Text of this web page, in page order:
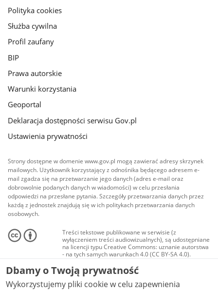
gov.pl
Polityka cookies
Służba cywilna
Profil zaufany
BIP
Prawa autorskie
Warunki korzystania
Geoportal
Deklaracja dostępności serwisu Gov.pl
Ustawienia prywatności
Strony dostępne w domenie www.gov.pl mogą zawierać adresy skrzynek
mailowych. Użytkownik korzystający z odnośnika będącego adresem e-
mail zgadza się na przetwarzanie jego danych (adres e-mail oraz
dobrowolnie podanych danych w wiadomości) w celu przesłania
odpowiedzi na przesłane pytania. Szczegóły przetwarzania danych przez
każdą z jednostek znajdują się w ich politykach przetwarzania danych
osobowych.
Treści tekstowe publikowane w serwisie (z
wyłączeniem treści audiowizualnych), są udostępniane
na licencji typu Creative Commons: uznanie autorstwa
- na tych samych warunkach 4.0 (CC BY-SA 4.0).
Materiały audiowizualne, w tym zdjęcia, materiały
audio i wideo, są udostępniane na licencji typu
Creative Commons: uznanie autorstwa użycie
niekomercyjne - bez utworów zależnych 4.0 (CC BY-
Dbamy o Twoją prywatność
Wykorzystujemy pliki cookie w celu zapewnienia